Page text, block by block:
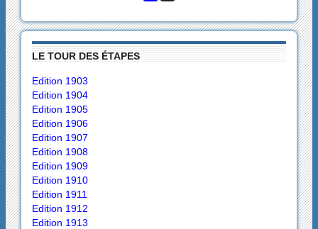
LE TOUR DES ÉTAPES
Edition 1903
Edition 1904
Edition 1905
Edition 1906
Edition 1907
Edition 1908
Edition 1909
Edition 1910
Edition 1911
Edition 1912
Edition 1913